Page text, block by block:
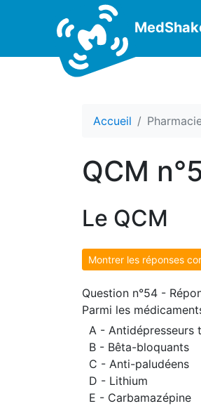
Accueil
QCM
Le QCM
Montrer les réponses
Question n°54 -
Parmi les
A - Antidépresseurs
B - Bêta-bloquants
C - Anti-paludéens
D - Lithium
E - Carbamazépine